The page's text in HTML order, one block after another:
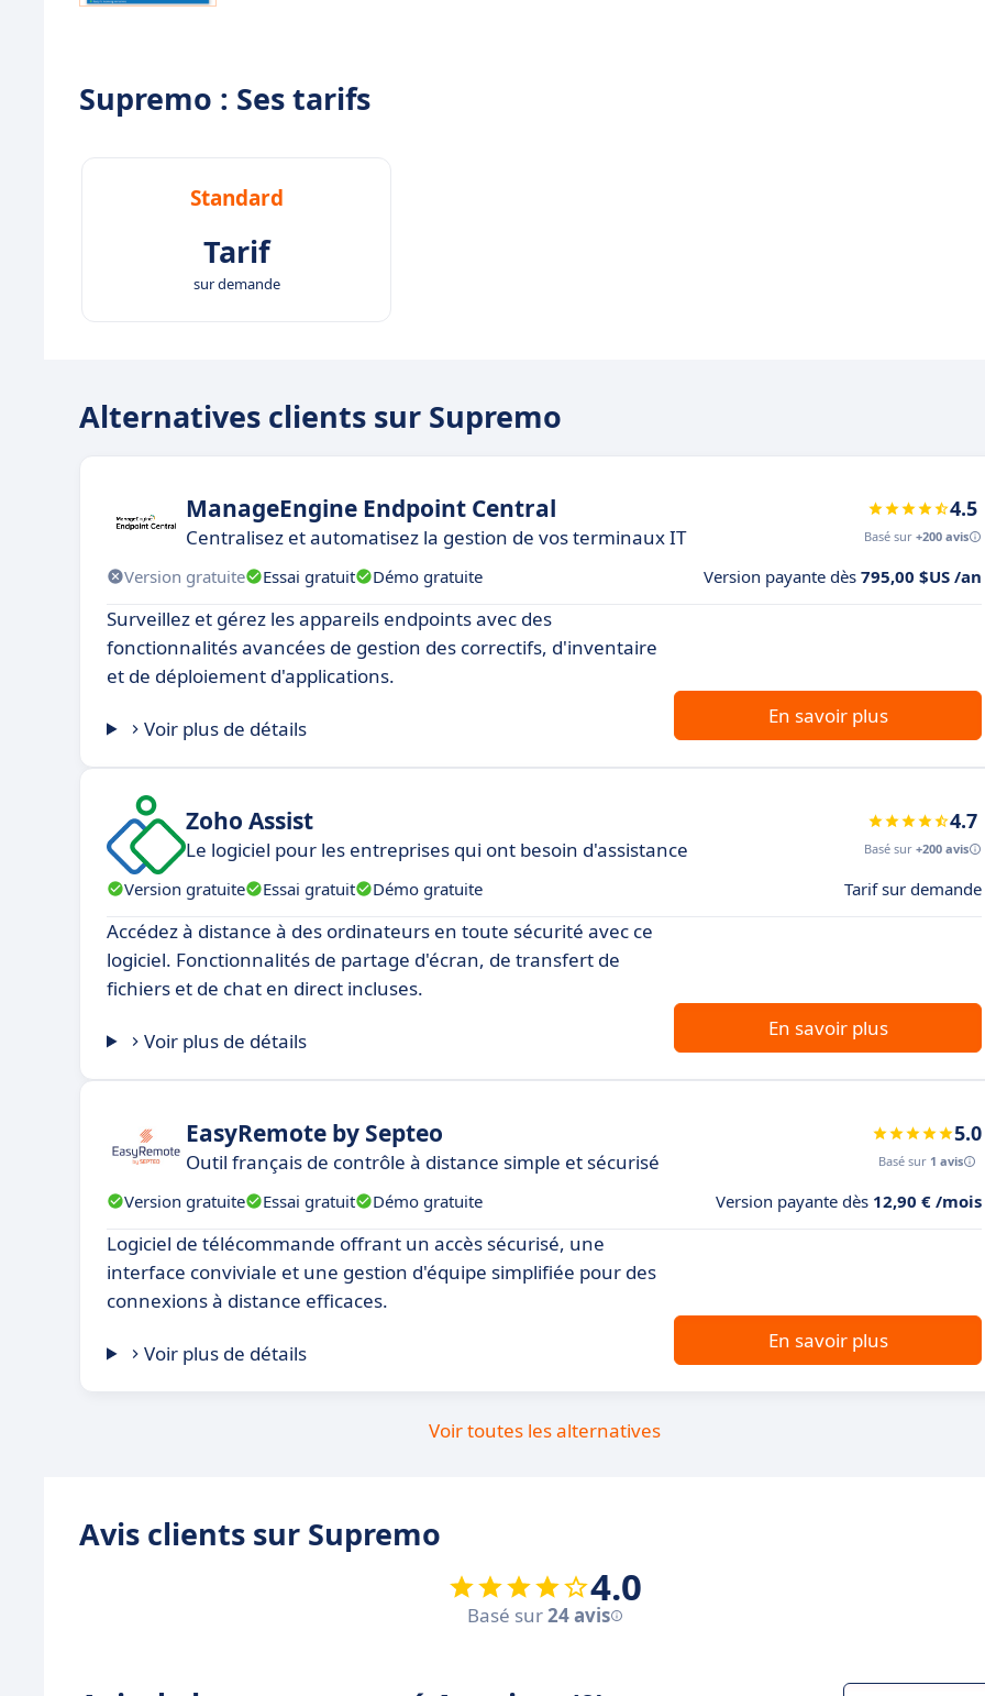
Supremo : Ses tarifs
Standard
Tarif
sur demande
Alternatives clients sur Supremo
ManageEngine Endpoint Central
Centralisez et automatisez la gestion de vos terminaux IT
4.5
Basé sur +200 avis
Version gratuite Essai gratuit Démo gratuite Version payante dès 795,00 $US /an
Surveillez et gérez les appareils endpoints avec des
fonctionnalités avancées de gestion des correctifs, d'inventaire
et de déploiement d'applications.
Voir plus de détails
En savoir plus
Zoho Assist
Le logiciel pour les entreprises qui ont besoin d'assistance
4.7
Basé sur +200 avis
Version gratuite Essai gratuit Démo gratuite Tarif sur demande
Accédez à distance à des ordinateurs en toute sécurité avec ce
logiciel. Fonctionnalités de partage d'écran, de transfert de
fichiers et de chat en direct incluses.
Voir plus de détails
En savoir plus
EasyRemote by Septeo
Outil français de contrôle à distance simple et sécurisé
5.0
Basé sur 1 avis
Version gratuite Essai gratuit Démo gratuite Version payante dès 12,90 € /mois
Logiciel de télécommande offrant un accès sécurisé, une
interface conviviale et une gestion d'équipe simplifiée pour des
connexions à distance efficaces.
Voir plus de détails
En savoir plus
Voir toutes les alternatives
Avis clients sur Supremo
4.0
Basé sur24 avis